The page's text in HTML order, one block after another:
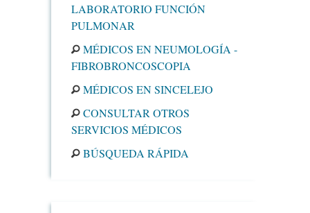
LABORATORIO FUNCIÓN
PULMONAR
MÉDICOS EN NEUMOLOGÍA -
FIBROBRONCOSCOPIA
MÉDICOS EN SINCELEJO
CONSULTAR OTROS
SERVICIOS MÉDICOS
BÚSQUEDA RÁPIDA